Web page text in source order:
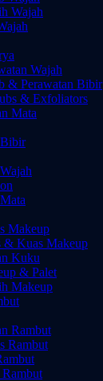
Wajah
Wajah
& Perawatan Bibir
& Exfoliators
Mata
Makeup
& Kuas Makeup
Kuku
& Palet
Makeup
Rambut
Rambut